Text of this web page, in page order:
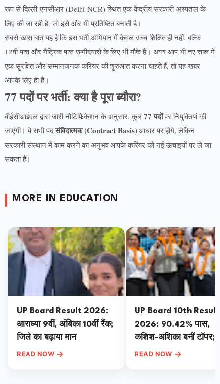
रूप से दिल्ली-एनसीआर (Delhi-NCR) स्थित एक केंद्रीय सरकारी अस्पताल के
लिए की जा रही है, जो इसे और भी प्रतिष्ठित बनाती है।
सबसे खास बात यह है कि इस भर्ती अभियान में केवल उच्च शिक्षित ही नहीं, बल्कि
12वीं पास और मैट्रिक पास उम्मीदवारों के लिए भी मौके हैं। अगर आप भी नए साल में
एक सुरक्षित और सम्मानजनक करियर की शुरुआत करना चाहते हैं, तो यह खबर
आपके लिए ही है।
77 पदों पर भर्ती: क्या है पूरा ब्यौरा?
बीईसीआईएल द्वारा जारी नोटिफिकेशन के अनुसार, कुल 77 पदोंपर नियुक्तियां की
जाएंगी। ये सभी पदसंविदात्मक (Contract Basis) आधार पर होंगे, लेकिन
सरकारी संस्थान में काम करने का अनुभव आपके करियर को नई ऊंचाइयों पर ले जा
सकता है।
MORE IN EDUCATION
UP Board Result 2026:
आराध्या 9वीं, अंबिका 10वीं रैंक;
जिले का बढ़ाया मान
READ NOW →
UP Board 10th Result
2026: 90.42% पास,
कशिश-अंशिका बनीं टॉपर;
चेक करें रिजल्ट
READ NOW →